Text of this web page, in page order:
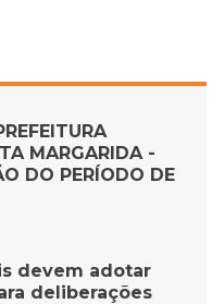
MARGARIDA -
DO PERÍODO DE
devem adotar
deliberações